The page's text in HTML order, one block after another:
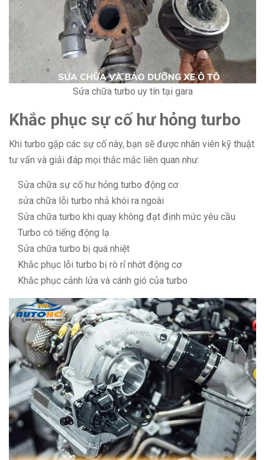
Sửa chữa turbo uy tín tại gara
Khắc phục sự cố hư hỏng turbo
Khi turbo gặp các sự cố này, bạn sẽ được nhân viên kỹ thuật
tư vấn và giải đáp mọi thắc mắc liên quan như:
Sửa chữa sự cố hư hỏng turbo động cơ
sửa chữa lỗi turbo nhả khói ra ngoài
Sửa chữa turbo khi quay không đạt định mức yêu cầu
Turbo có tiếng động lạ
Sửa chữa turbo bị quá nhiệt
Khắc phục lỗi turbo bị rò rỉ nhớt động cơ
Khắc phục cảnh lửa và cánh gió của turbo